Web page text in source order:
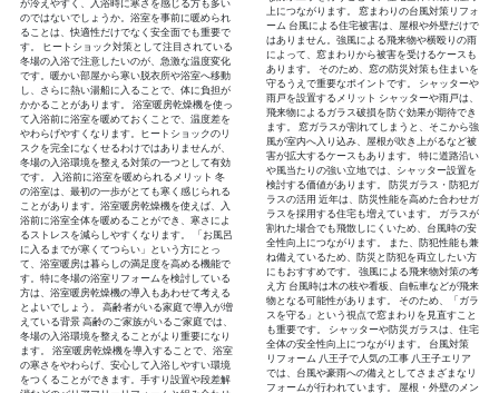
が冷えやすく、入浴時に寒さを感じる方も多い
のではないでしょうか。浴室を事前に暖められ
ることは、快適性だけでなく安全面でも重要で
す。 ヒートショック対策として注目されている
冬場の入浴で注意したいのが、急激な温度変化
です。暖かい部屋から寒い脱衣所や浴室へ移動
し、さらに熱い湯船に入ることで、体に負担が
かかることがあります。 浴室暖房乾燥機を使っ
て入浴前に浴室を暖めておくことで、温度差を
やわらげやすくなります。ヒートショックのリ
スクを完全になくせるわけではありませんが、
冬場の入浴環境を整える対策の一つとして有効
です。 入浴前に浴室を暖められるメリット 冬
の浴室は、最初の一歩がとても寒く感じられる
ことがあります。浴室暖房乾燥機を使えば、入
浴前に浴室全体を暖めることができ、寒さによ
るストレスを減らしやすくなります。 「お風呂
に入るまでが寒くてつらい」という方にとっ
て、浴室暖房は暮らしの満足度を高める機能で
す。特に冬場の浴室リフォームを検討している
方は、浴室暖房乾燥機の導入もあわせて考える
とよいでしょう。 高齢者がいる家庭で導入が増
えている背景 高齢のご家族がいるご家庭では、
冬場の入浴環境を整えることがより重要になり
ます。 浴室暖房乾燥機を導入することで、浴室
の寒さをやわらげ、安心して入浴しやすい環境
をつくることができます。手すり設置や段差解
上につながります。 窓まわりの台風対策リフォ
ーム 台風による住宅被害は、屋根や外壁だけで
はありません。強風による飛来物や横殴りの雨
によって、窓まわりから被害を受けるケースも
あります。 そのため、窓の防災対策も住まいを
守るうえで重要なポイントです。 シャッターや
雨戸を設置するメリット シャッターや雨戸は、
飛来物によるガラス破損を防ぐ効果が期待でき
ます。 窓ガラスが割れてしまうと、そこから強
風が室内へ入り込み、屋根が吹き上がるなど被
害が拡大するケースもあります。 特に道路沿い
や風当たりの強い立地では、シャッター設置を
検討する価値があります。 防災ガラス・防犯ガ
ラスの活用 近年は、防災性能を高めた合わせガ
ラスを採用する住宅も増えています。 ガラスが
割れた場合でも飛散しにくいため、台風時の安
全性向上につながります。 また、防犯性能も兼
ね備えているため、防災と防犯を両立したい方
にもおすすめです。 強風による飛来物対策の考
え方 台風時は木の枝や看板、自転車などが飛来
物となる可能性があります。 そのため、「ガラ
スを守る」という視点で窓まわりを見直すこと
も重要です。 シャッターや防災ガラスは、住宅
全体の安全性向上につながります。 台風対策
リフォーム 八王子で人気の工事 八王子エリア
では、台風や豪雨への備えとしてさまざまなリ
フォームが行われています。 屋根・外壁のメン